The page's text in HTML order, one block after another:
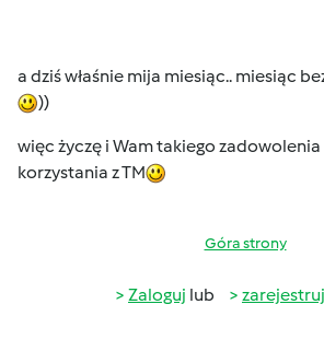
a dziś właśnie mija miesiąc.. miesiąc
))
więc życzę i Wam takiego
korzystania z TM
Góra strony
Zaloguj lub